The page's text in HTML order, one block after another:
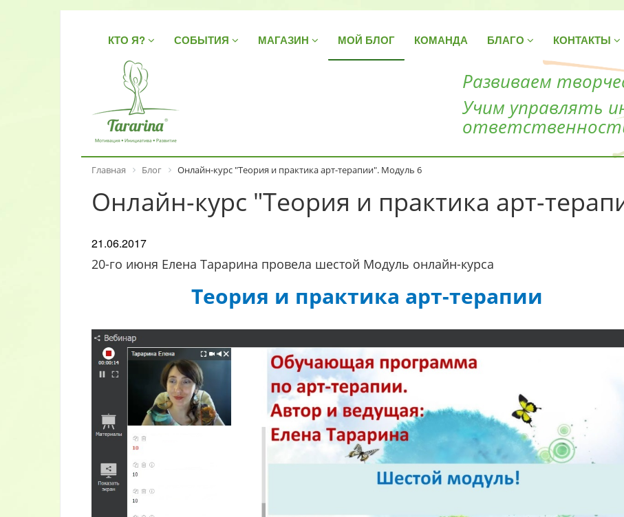
КТО Я? СОБЫТИЯ МАГАЗИН МОЙ БЛОГ КОМАНДА БЛАГО КОНТАКТЫ
Развиваем
Учим управлять
Главная Блог Онлайн-курс "Теория и практика арт-терапии". Модуль 6
Онлайн-курс "Теория и практика арт-
21.06.2017
20-го июня Елена Тарарина провела шестой Модуль онлайн-курса
Теория и практика арт-терапии